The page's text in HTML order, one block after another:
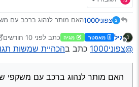
צ צפוני1000 האם מותר לנהוג ברכב עם
אז במה שונה הכהיית שמשות
מנותק
גיל מאסטר מגיה כתבלפני 10 חודשים
נערך לאחרונה על ידי
@צפוני1000 כתב בהכהיית שמשות
האם מותר לנהוג ברכב עם משקפי